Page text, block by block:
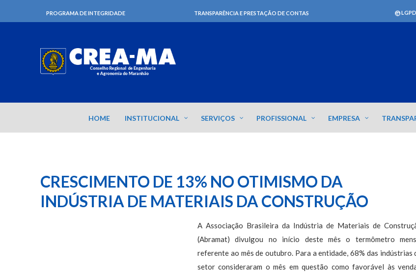
PROGRAMA DE INTEGRIDADE TRANSPARÊNCIA E PRESTAÇÃO DE CONTAS LGPD
HOME INSTITUCIONAL SERVIÇOS PROFISSIONAL EMPRESA
CRESCIMENTO DE 13% NO OTIMISMO DA
INDÚSTRIA DE MATERIAIS DA CONSTRUÇÃO
A Associação Brasileira da Indústria de Materiais de
(Abramat) divulgou no início deste mês o termômetro
referente ao mês de outubro. Para a entidade, 68% das indústrias
setor consideraram o mês em questão como favorável às